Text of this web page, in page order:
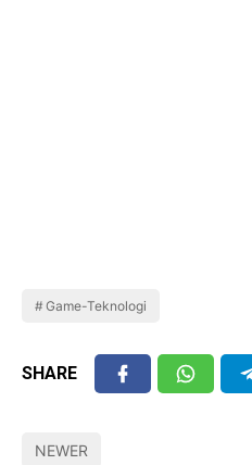
Game-Teknologi
SHARE
NEWER